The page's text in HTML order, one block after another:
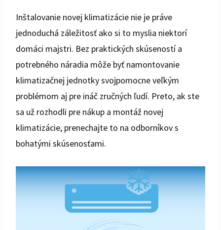
Inštalovanie novej klimatizácie nie je práve
jednoduchá záležitosť ako si to myslia niektorí
domáci majstri. Bez praktických skúseností a
potrebného náradia môže byť namontovanie
klimatizačnej jednotky svojpomocne veľkým
problémom aj pre ináč zručných ľudí. Preto, ak ste
sa už rozhodli pre nákup a montáž novej
klimatizácie, prenechajte to na odborníkov s
bohatými skúsenosťami.